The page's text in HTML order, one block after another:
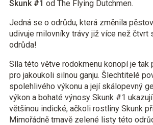
Skunk #1 od The Flying Dutchmen.
Jedná se o odrůdu, která změnila
udivuje milovníky trávy již více než
odrůda!
Síla této větve rodokmenu konopí je tak
pro jakoukoli silnou ganju. Šlechtitelé
spolehlivého výkonu a její skálopevný
výkon a bohaté výnosy Skunk #1
většinou indické, ačkoli rostliny Skunk
Mimořádně tmavě zelené listy této